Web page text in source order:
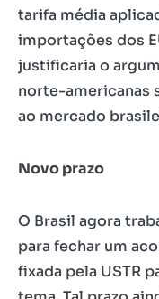
tarifa média
importações dos
justificaria o
norte-americanas
ao mercado
Novo prazo
O Brasil agora
para fechar um
fixada pela USTR